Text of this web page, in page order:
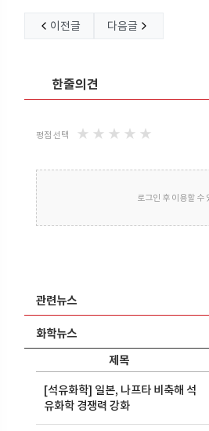
이전글 다음글
한줄의견
평점 선택 ★ ★ ★ ★ ★
로그인 후 이용할 수
관련뉴스
화학뉴스
제목
[석유화학] 일본, 나프타 비축해 석
유화학 경쟁력 강화